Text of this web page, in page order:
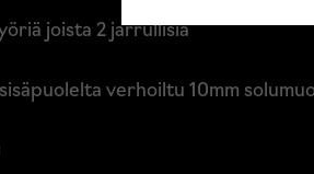
joista 2 jarrullisia
verhoiltu 10mm